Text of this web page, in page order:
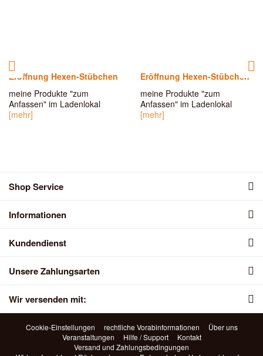
Eröffnung Hexen-Stübchen
meine Produkte "zum
Anfassen" im Ladenlokal
[mehr]
Eröffnung Hexen-Stübchen
meine Produkte "zum
Anfassen" im Ladenlokal
[mehr]
Shop Service
Informationen
Kundendienst
Unsere Zahlungsarten
Wir versenden mit:
Cookie-Einstellungen rechtliche Vorabinformationen
Über uns
Veranstaltungen
Hilfe / Support
Kontakt
Versand und Zahlungsbedingungen